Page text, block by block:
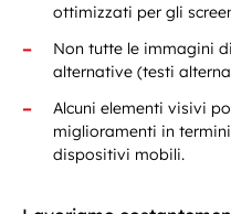
ottimizzati per gli
Non tutte le immagini
alternative (testi
Alcuni elementi visivi
miglioramenti in
dispositivi mobili.